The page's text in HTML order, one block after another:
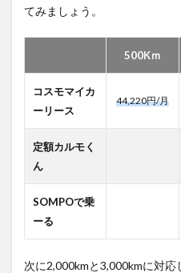
てみましょう。
500Kｍ
コスモマイカ
ーリース
44,220円/月
定額カルモく
ん
SOMPOで乗
ーる
次に2,000kmと3,000kmに対